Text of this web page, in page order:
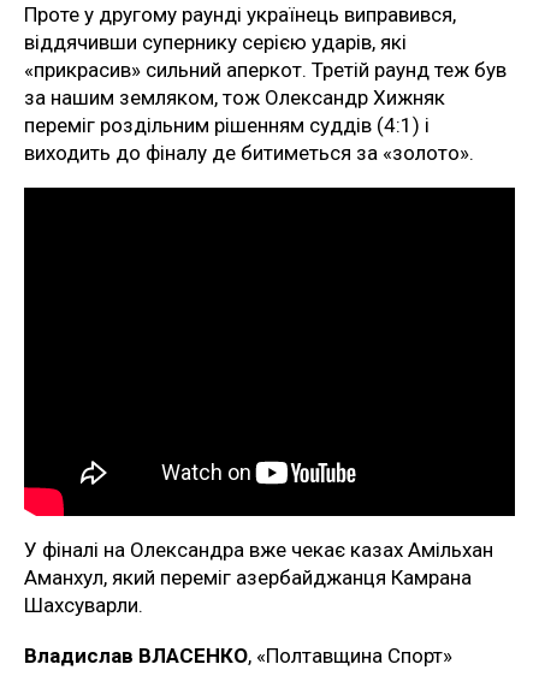
Проте у другому раунді українець виправився,
віддячивши супернику серією ударів, які
«прикрасив» сильний аперкот. Третій раунд теж був
за нашим земляком, тож Олександр Хижняк
переміг роздільним рішенням суддів (4:1) і
виходить до фіналу де битиметься за «золото».
У фіналі на Олександра вже чекає казах Амільхан
Аманхул, який переміг азербайджанця Камрана
Шахсуварли.
Владислав ВЛАСЕНКО, «Полтавщина Спорт»